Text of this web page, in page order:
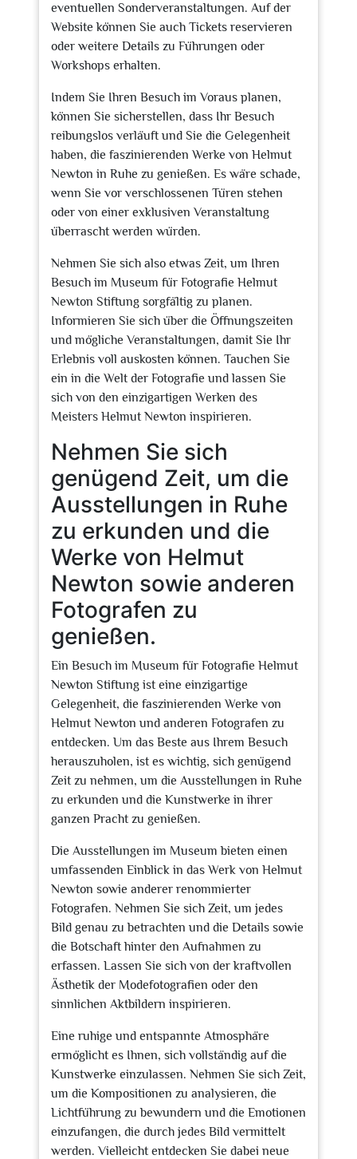
eventuellen Sonderveranstaltungen. Auf der
Website können Sie auch Tickets reservieren
oder weitere Details zu Führungen oder
Workshops erhalten.
Indem Sie Ihren Besuch im Voraus planen,
können Sie sicherstellen, dass Ihr Besuch
reibungslos verläuft und Sie die Gelegenheit
haben, die faszinierenden Werke von Helmut
Newton in Ruhe zu genießen. Es wäre schade,
wenn Sie vor verschlossenen Türen stehen
oder von einer exklusiven Veranstaltung
überrascht werden würden.
Nehmen Sie sich also etwas Zeit, um Ihren
Besuch im Museum für Fotografie Helmut
Newton Stiftung sorgfältig zu planen.
Informieren Sie sich über die Öffnungszeiten
und mögliche Veranstaltungen, damit Sie Ihr
Erlebnis voll auskosten können. Tauchen Sie
ein in die Welt der Fotografie und lassen Sie
sich von den einzigartigen Werken des
Meisters Helmut Newton inspirieren.
Nehmen Sie sich
genügend Zeit, um die
Ausstellungen in Ruhe
zu erkunden und die
Werke von Helmut
Newton sowie anderen
Fotografen zu
genießen.
Ein Besuch im Museum für Fotografie Helmut
Newton Stiftung ist eine einzigartige
Gelegenheit, die faszinierenden Werke von
Helmut Newton und anderen Fotografen zu
entdecken. Um das Beste aus Ihrem Besuch
herauszuholen, ist es wichtig, sich genügend
Zeit zu nehmen, um die Ausstellungen in Ruhe
zu erkunden und die Kunstwerke in ihrer
ganzen Pracht zu genießen.
Die Ausstellungen im Museum bieten einen
umfassenden Einblick in das Werk von Helmut
Newton sowie anderer renommierter
Fotografen. Nehmen Sie sich Zeit, um jedes
Bild genau zu betrachten und die Details sowie
die Botschaft hinter den Aufnahmen zu
erfassen. Lassen Sie sich von der kraftvollen
Ästhetik der Modefotografien oder den
sinnlichen Aktbildern inspirieren.
Eine ruhige und entspannte Atmosphäre
ermöglicht es Ihnen, sich vollständig auf die
Kunstwerke einzulassen. Nehmen Sie sich Zeit,
um die Kompositionen zu analysieren, die
Lichtführung zu bewundern und die Emotionen
einzufangen, die durch jedes Bild vermittelt
werden. Vielleicht entdecken Sie dabei neue